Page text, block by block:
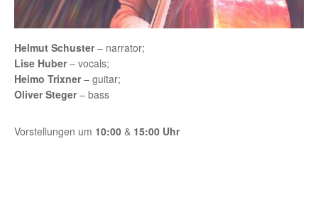
Helmut Schuster– narrator;
Lise Huber– vocals;
Heimo Trixner– guitar;
Oliver Steger– bass
Vorstellungen um 10:00 & 15:00 Uhr